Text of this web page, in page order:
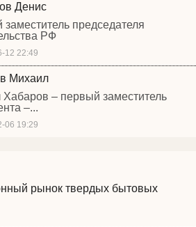
Денис
председателя
РФ
12 22:49
Михаил
Хабаров – первый заместитель
–...
06 19:29
рынок твердых бытовых